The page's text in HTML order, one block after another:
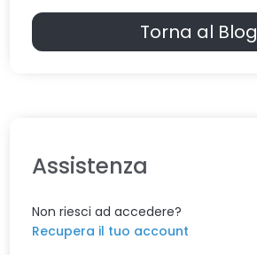
Torna al Blog
Assistenza
Non riesci ad accedere?
Recupera il tuo account